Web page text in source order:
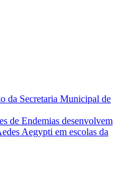
da Secretaria Municipal de
de Endemias desenvolvem
Aegypti em escolas da